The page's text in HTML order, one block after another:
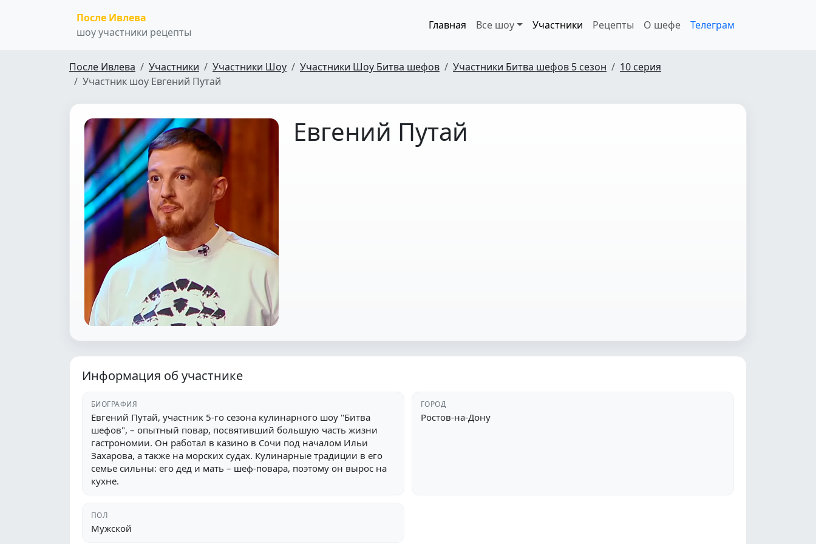
После Ивлева
шоу участники рецепты
Главная Все шоу Участники Рецепты О шефе Телеграм
После Ивлева Участники Участники Шоу Участники Шоу Битва шефов Участники Битва шефов 5 сезон
10 серия
Участник шоу Евгений Путай
Евгений Путай
Информация об участнике
БИОГРАФИЯ
Евгений Путай, участник 5-го сезона кулинарного шоу "Битва
шефов", – опытный повар, посвятивший большую часть жизни
гастрономии. Он работал в казино в Сочи под началом Ильи
Захарова, а также на морских судах. Кулинарные традиции в его
семье сильны: его дед и мать – шеф-повара, поэтому он вырос на
кухне.
ГОРОД
Ростов-на-Дону
ПОЛ
Мужской